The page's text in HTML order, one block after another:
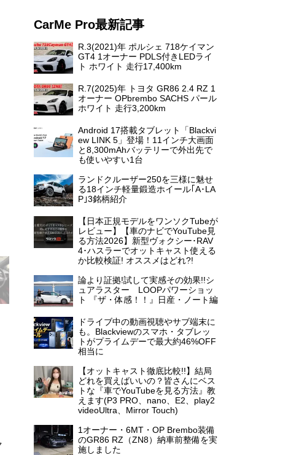
CarMe Pro最新記事
R.3(2021)年 ポルシェ 718ケイマン
GT4 1オーナー PDLS付きLEDライ
ト ホワイト 走行17,400km
R.7(2025)年 トヨタ GR86 2.4 RZ 1
オーナー OPbrembo SACHS パール
ホワイト 走行3,200km
Android 17搭載タブレット「Blackvi
ew LINK 5」登場！11インチ大画面
と8,300mAhバッテリーで外出先で
も使いやすい1台
ランドクルーザー250を三様に魅せ
る18インチ軽量鍛造ホイール｢A･LA
P｣3銘柄紹介
【日本正規モデルをワンソクTubeが
レビュー】【車のナビでYouTube見
る方法2026】新型ヴォクシー･RAV
4･ハスラーでオットキャスト使える
か比較検証! オススメはどれ?!
論より証拠!試して実感その効果!!シ
ュアラスター LOOPパワーショッ
ト 『ザ・体感！！』日産・ノート編
ドライブ中の動画視聴やサブ端末に
も。Blackviewのスマホ・タブレッ
トがプライムデーで最大約46%OFF
相当に
【オットキャスト徹底比較!!】結局
どれを買えばいいの？皆さんにベス
トな『車でYouTubeを見る方法』教
えます(P3 PRO、nano、E2、play2
videoUltra、Mirror Touch)
1オーナー・6MT・OP Brembo装備
のGR86 RZ（ZN8）納車前整備を実
施しました